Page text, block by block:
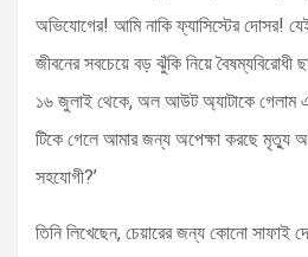
অভিযোগের! আমি নাকি ফ্যাসিস্টের দোসর!
জীবনের সবচেয়ে বড় ঝুঁকি নিয়ে বৈষম্যবিরোধী
১৬ জুলাই থেকে, অল আউট অ্যাটাকে গেলাম
টিকে গেলে আমার জন্য অপেক্ষা করছে মৃত্যু
সহযোগী?’
তিনি লিখেছেন, চেয়ারের জন্য কোনো সাফাই